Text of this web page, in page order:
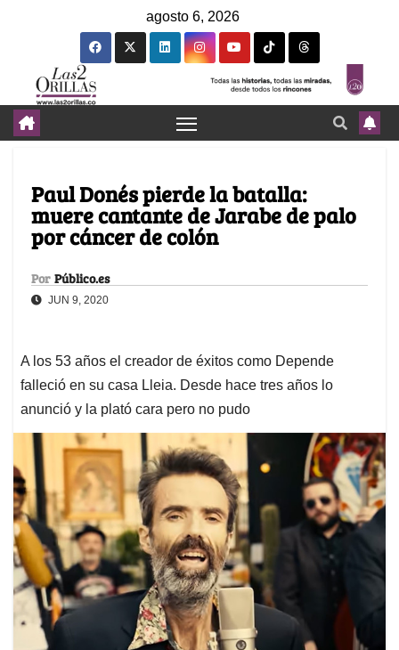
agosto 6, 2026
Paul Donés pierde la batalla:
muere cantante de Jarabe de palo
por cáncer de colón
Por Público.es
JUN 9, 2020
A los 53 años el creador de éxitos como Depende
falleció en su casa Lleia. Desde hace tres años lo
anunció y la plató cara pero no pudo